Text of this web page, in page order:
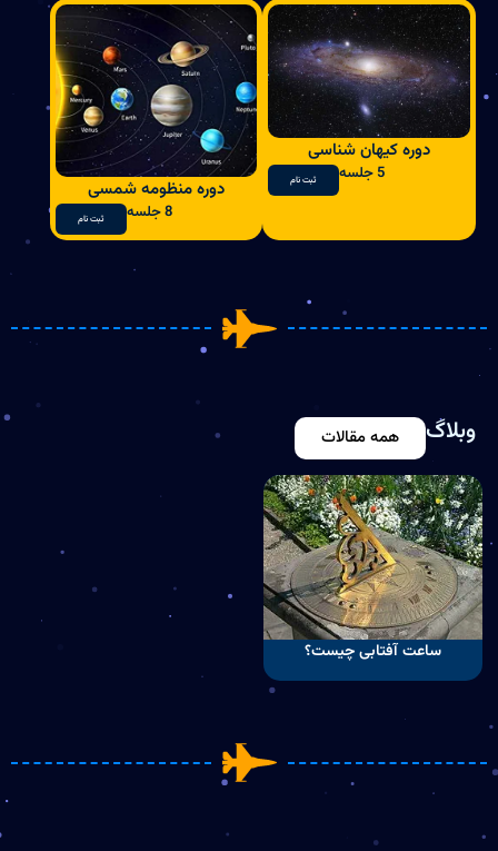
دوره کیهان شناسی
ثبت نام 5 جلسه
دوره منظومه شمسی
ثبت نام 8 جلسه
وبلاگ همه مقالات
ساعت آفتابی چیست؟